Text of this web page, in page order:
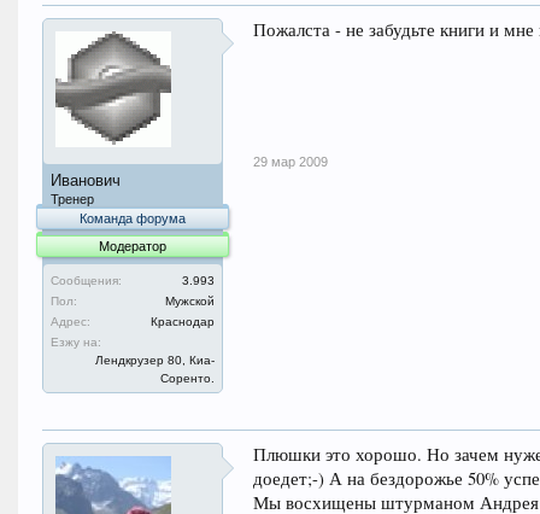
Иванович
Тренер
Команда форума
Модератор
Сообщения:
3.993
Пол:
Мужской
Адрес:
Краснодар
Езжу на:
Лендкрузер 80, Киа-
Соренто.
Пожалста - не забудьте книги и
29 мар 2009
Плюшки это хорошо. Но зачем
доедет;-) А на бездорожье 50%
Мы восхищены штурманом Андрея